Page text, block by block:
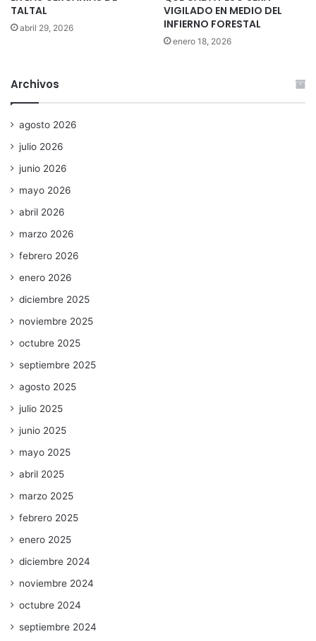
TALTAL
abril 29, 2026
VIGILADO EN MEDIO DEL
INFIERNO FORESTAL
enero 18, 2026
Archivos
agosto 2026
julio 2026
junio 2026
mayo 2026
abril 2026
marzo 2026
febrero 2026
enero 2026
diciembre 2025
noviembre 2025
octubre 2025
septiembre 2025
agosto 2025
julio 2025
junio 2025
mayo 2025
abril 2025
marzo 2025
febrero 2025
enero 2025
diciembre 2024
noviembre 2024
octubre 2024
septiembre 2024